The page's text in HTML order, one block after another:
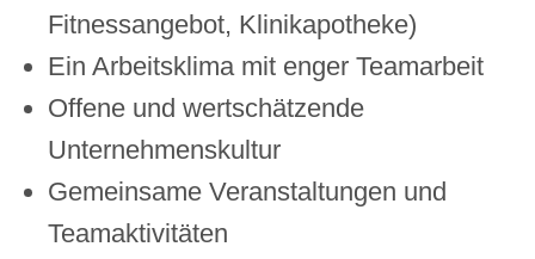
Fitnessangebot, Klinikapotheke)
Ein Arbeitsklima mit enger Teamarbeit
Offene und wertschätzende
Unternehmenskultur
Gemeinsame Veranstaltungen und
Teamaktivitäten